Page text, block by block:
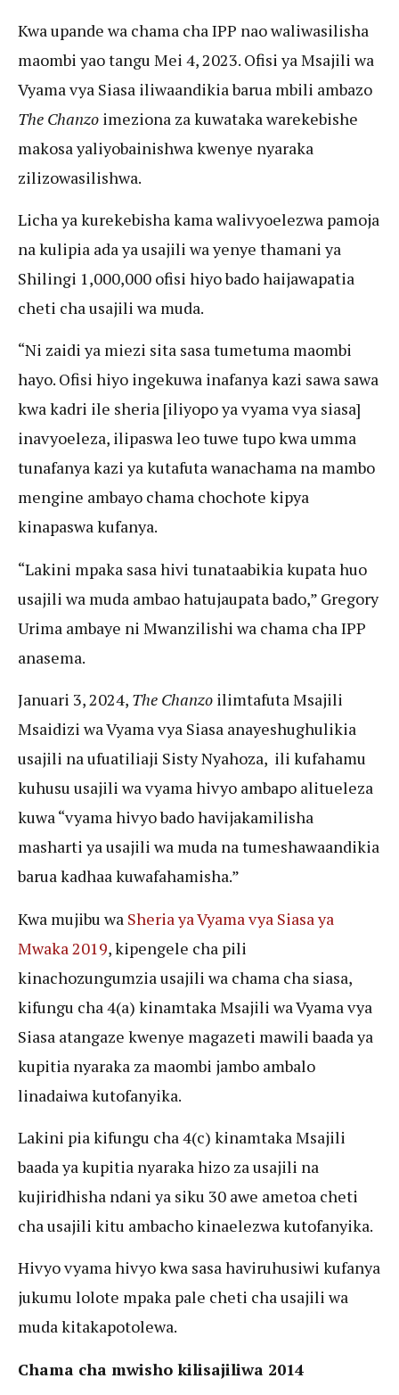
Kwa upande wa chama cha IPP nao waliwasilisha
maombi yao tangu Mei 4, 2023. Ofisi ya Msajili wa
Vyama vya Siasa iliwaandikia barua mbili ambazo
The Chanzo imeziona za kuwataka warekebishe
makosa yaliyobainishwa kwenye nyaraka
zilizowasilishwa.
Licha ya kurekebisha kama walivyoelezwa pamoja
na kulipia ada ya usajili wa yenye thamani ya
Shilingi 1,000,000 ofisi hiyo bado haijawapatia
cheti cha usajili wa muda.
“Ni zaidi ya miezi sita sasa tumetuma maombi
hayo. Ofisi hiyo ingekuwa inafanya kazi sawa sawa
kwa kadri ile sheria [iliyopo ya vyama vya siasa]
inavyoeleza, ilipaswa leo tuwe tupo kwa umma
tunafanya kazi ya kutafuta wanachama na mambo
mengine ambayo chama chochote kipya
kinapaswa kufanya.
“Lakini mpaka sasa hivi tunataabikia kupata huo
usajili wa muda ambao hatujaupata bado,” Gregory
Urima ambaye ni Mwanzilishi wa chama cha IPP
anasema.
Januari 3, 2024, The Chanzo ilimtafuta Msajili
Msaidizi wa Vyama vya Siasa anayeshughulikia
usajili na ufuatiliaji Sisty Nyahoza, ili kufahamu
kuhusu usajili wa vyama hivyo ambapo alitueleza
kuwa “vyama hivyo bado havijakamilisha
masharti ya usajili wa muda na tumeshawaandikia
barua kadhaa kuwafahamisha.”
Kwa mujibu wa Sheria ya Vyama vya Siasa ya
Mwaka 2019, kipengele cha pili
kinachozungumzia usajili wa chama cha siasa,
kifungu cha 4(a) kinamtaka Msajili wa Vyama vya
Siasa atangaze kwenye magazeti mawili baada ya
kupitia nyaraka za maombi jambo ambalo
linadaiwa kutofanyika.
Lakini pia kifungu cha 4(c) kinamtaka Msajili
baada ya kupitia nyaraka hizo za usajili na
kujiridhisha ndani ya siku 30 awe ametoa cheti
cha usajili kitu ambacho kinaelezwa kutofanyika.
Hivyo vyama hivyo kwa sasa haviruhusiwi kufanya
jukumu lolote mpaka pale cheti cha usajili wa
muda kitakapotolewa.
Chama cha mwisho kilisajiliwa 2014